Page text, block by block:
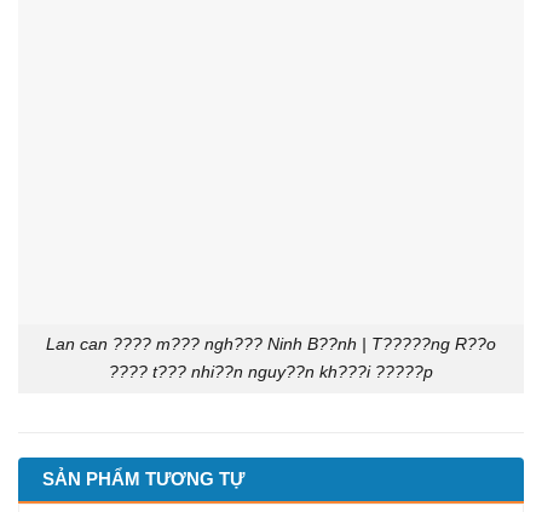
Lan can ???? m??? ngh??? Ninh B??nh | T?????ng R??o
???? t??? nhi??n nguy??n kh???i ?????p
SẢN PHẨM TƯƠNG TỰ